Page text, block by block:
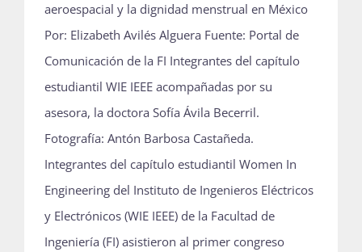
Recursos
Súmate
Bienvenida generación 2027-1
aeroespacial y la dignidad menstrual en México
Por: Elizabeth Avilés Alguera Fuente: Portal de
Comunicación de la FI Integrantes del capítulo
estudiantil WIE IEEE acompañadas por su
asesora, la doctora Sofía Ávila Becerril.
Fotografía: Antón Barbosa Castañeda.
Integrantes del capítulo estudiantil Women In
Engineering del Instituto de Ingenieros Eléctricos
y Electrónicos (WIE IEEE) de la Facultad de
Ingeniería (FI) asistieron al primer congreso